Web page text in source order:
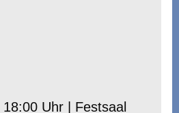
Uhr | Festsaal